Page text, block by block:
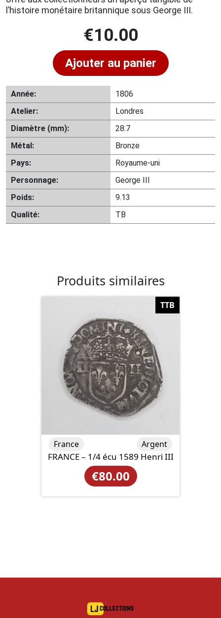
l’histoire monétaire britannique sous George III.
€10.00
Ajouter au panier
Année:
1806
Atelier:
Londres
Diamètre (mm):
28.7
Métal:
Bronze
Pays:
Royaume-uni
Personnage:
George III
Poids:
9.13
Qualité:
TB
Produits similaires
TTB
FRANCE – 1/4 écu 1589 Henri III
€80.00
France Argent